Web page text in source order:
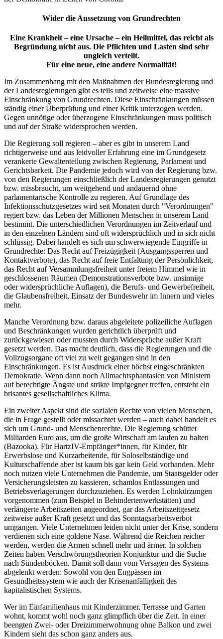
Wider die Aussetzung von Grundrechten
Eine Krankheit – eine Ursache – ein Heilmittel, das reicht als
Begründung nicht aus. Die Pflichten und Lasten sind sehr
ungleich verteilt.
Für eine neue, eine andere Normalität!
Im Zusammenhang mit den Maßnahmen der Bundesregierung und
der Landesregierungen gibt es teils und zeitweise eine massive
Einschränkung von Grundrechten. Diese Einschränkungen müssen
ständig einer Überprüfung und einer Kritik unterzogen werden.
Gegen unnötige oder überzogene Einschränkungen muss politisch
und auf der Straße widersprochen werden.
Die Regierung soll regieren – aber es gibt in unserem Land
richtigerweise und aus leidvoller Erfahrung eine im Grundgesetz
verankerte Gewaltenteilung zwischen Regierung, Parlament und
Gerichtsbarkeit. Die Pandemie jedoch wird von der Regierung bzw.
von den Regierungen einschließlich der Landesregierungen genutzt
bzw. missbraucht, um weitgehend und andauernd ohne
parlamentarische Kontrolle zu regieren. Auf Grundlage des
Infektionsschutzgesetzes wird seit Monaten durch "Verordnungen"
regiert bzw. das Leben der Millionen Menschen in unserem Land
bestimmt. Die unterschiedlichen Verordnungen im Zeitverlauf und
in den einzelnen Ländern sind oft widersprüchlich und in sich nicht
schlüssig. Dabei handelt es sich um schwerwiegende Eingriffe in
Grundrechte: Das Recht auf Freizügigkeit (Ausgangssperren und
Kontaktverbote), das Recht auf freie Entfaltung der Persönlichkeit,
das Recht auf Versammlungsfreiheit unter freiem Himmel wie in
geschlossenen Räumen (Demonstrationsverbote bzw. unsinnige
oder widersprüchliche Auflagen), die Berufs- und Gewerbefreiheit,
die Glaubensfreiheit, Einsatz der Bundeswehr im Innern und vieles
mehr.
Manche Verordnung bzw. daraus abgeleitete polizeiliche Auflagen
und Beschränkungen wurden gerichtlich überprüft und
zurückgewiesen oder mussten durch Widersprüche außer Kraft
gesetzt werden. Das macht deutlich, dass die Regierungen und die
Vollzugsorgane oft viel zu weit gegangen sind in den
Einschränkungen. Es ist Ausdruck einer höchst eingeschränkten
Demokratie. Wenn dann noch Allmachtsphantasien von Ministern
auf berechtigte Ängste und strikte Impfgegner treffen, entsteht ein
brisantes gesellschaftliches Klima.
Ein zweiter Aspekt sind die sozialen Rechte von vielen Menschen,
die in Frage gestellt oder missachtet werden – auch dabei handelt es
sich um Grund- und Menschenrechte. Die Regierung schüttet
Milliarden Euro aus, um die große Wirtschaft am laufen zu halten
(Bazooka). Für HartzIV-Empfänger*innen, für Kinder, für
Erwerbslose und Kurzarbeitende, für Soloselbständige und
Kulturschaffende aber ist kaum bis gar kein Geld vorhanden. Mehr
noch nutzen viele Unternehmen die Pandemie, um Staatsgelder oder
Versicherungsleisten zu kassieren, schamlos Entlassungen und
Betriebsverlagerungen durchzuziehen. Es werden Lohnkürzungen
vorgenommen (zum Beispiel in Behindertenwerkstätten) und
verlängerte Arbeitszeiten angeordnet, gar das Arbeitszeitgesetz
zeitweise außer Kraft gesetzt und das Sonntagsarbeitsverbot
umgangen. Viele Unternehmen leiden nicht unter der Krise, sondern
verdienen sich eine goldene Nase. Während die Reichen reicher
werden, werden die Armen schnell mehr und ärmer. In solchen
Zeiten haben Verschwörungstheorien Konjunktur und die Suche
nach Sündenböcken. Damit soll dann vom Versagen des Systems
abgelenkt werden: Sowohl von den Engpässen im
Gesundheitssystem wie auch der Krisenanfälligkeit des
kapitalistischen Systems.
Wer im Einfamilienhaus mit Kinderzimmer, Terrasse und Garten
wohnt, kommt wohl noch ganz glimpflich über die Zeit. In einer
beengten Zwei- oder Dreizimmerwohnung ohne Balkon und zwei
Kindern sieht das schon ganz anders aus.